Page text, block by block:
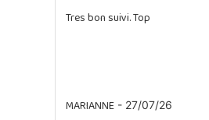
Tres bon suivi. Top
MARIANNE- 27/07/26